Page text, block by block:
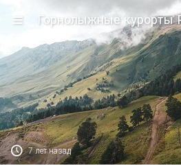
Горнолыжные курорты
 7 лет назад